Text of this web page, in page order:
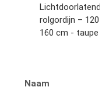
Lichtdoorlatend
rolgordijn – 120 x
160 cm - taupe
Naam